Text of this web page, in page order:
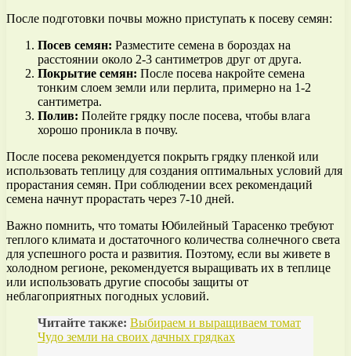
После подготовки почвы можно приступать к посеву семян:
Посев семян: Разместите семена в бороздах на
расстоянии около 2-3 сантиметров друг от друга.
Покрытие семян: После посева накройте семена
тонким слоем земли или перлита, примерно на 1-2
сантиметра.
Полив: Полейте грядку после посева, чтобы влага
хорошо проникла в почву.
После посева рекомендуется покрыть грядку пленкой или
использовать теплицу для создания оптимальных условий для
прорастания семян. При соблюдении всех рекомендаций
семена начнут прорастать через 7-10 дней.
Важно помнить, что томаты Юбилейный Тарасенко требуют
теплого климата и достаточного количества солнечного света
для успешного роста и развития. Поэтому, если вы живете в
холодном регионе, рекомендуется выращивать их в теплице
или использовать другие способы защиты от
неблагоприятных погодных условий.
Читайте также: Выбираем и выращиваем томат
Чудо земли на своих дачных грядках